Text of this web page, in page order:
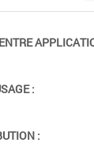
:
: